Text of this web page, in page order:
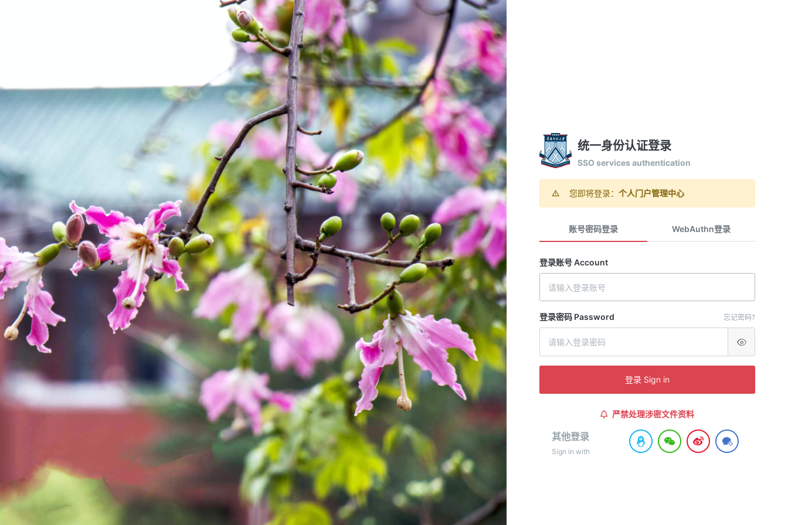
统一身份认证登录
SSO services authentication
您即将登录： 个人门户管理中心
账号密码登录 WebAuthn登录
登录账号 Account
忘记密码?
登录密码 Password
登录 Sign in
严禁处理涉密文件资料
其他登录
Sign in with